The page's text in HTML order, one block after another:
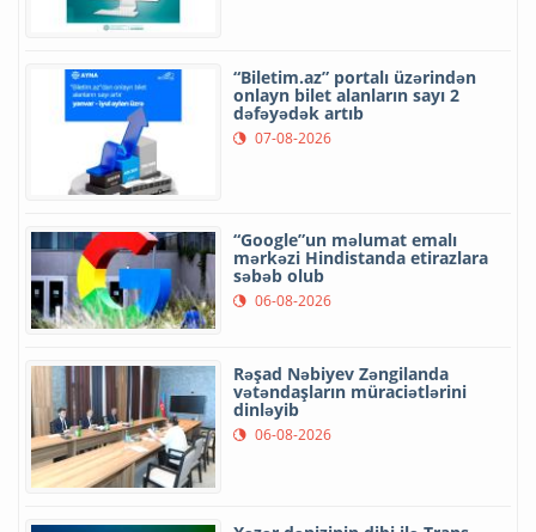
“Biletim.az” portalı üzərindən
onlayn bilet alanların sayı 2
dəfəyədək artıb
07-08-2026
“Google”un məlumat emalı
mərkəzi Hindistanda etirazlara
səbəb olub
06-08-2026
Rəşad Nəbiyev Zəngilanda
vətəndaşların müraciətlərini
dinləyib
06-08-2026